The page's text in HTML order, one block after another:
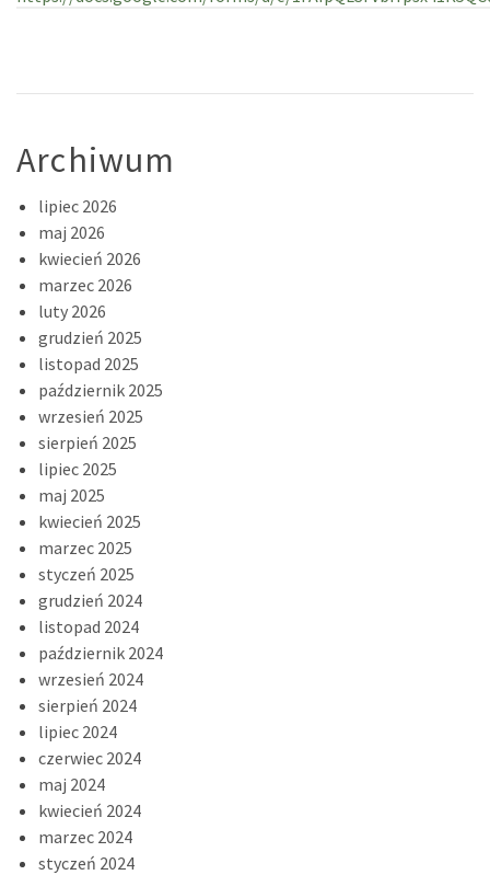
Archiwum
lipiec 2026
maj 2026
kwiecień 2026
marzec 2026
luty 2026
grudzień 2025
listopad 2025
październik 2025
wrzesień 2025
sierpień 2025
lipiec 2025
maj 2025
kwiecień 2025
marzec 2025
styczeń 2025
grudzień 2024
listopad 2024
październik 2024
wrzesień 2024
sierpień 2024
lipiec 2024
czerwiec 2024
maj 2024
kwiecień 2024
marzec 2024
styczeń 2024